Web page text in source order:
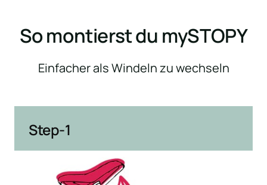
So montierst du mySTOPY
Einfacher als Windeln zu wechseln
Step-1